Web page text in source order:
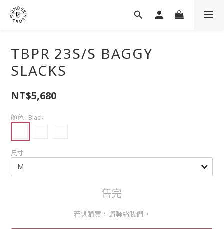
TBPR 23S/S BAGGY
SLACKS
NT$5,680
顏色 : Black
尺寸
售完
若想購買，請聯絡我們。